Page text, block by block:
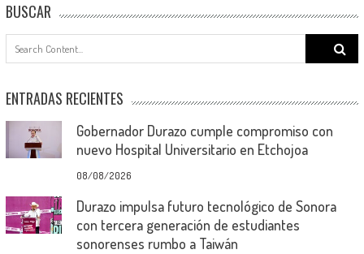
BUSCAR
Search
for:
ENTRADAS RECIENTES
Gobernador Durazo cumple compromiso con
nuevo Hospital Universitario en Etchojoa
08/08/2026
Durazo impulsa futuro tecnológico de Sonora
con tercera generación de estudiantes
sonorenses rumbo a Taiwán